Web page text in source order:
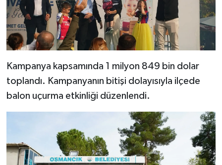
Kampanya kapsamında 1 milyon 849 bin dolar
toplandı. Kampanyanın bitişi dolayısıyla ilçede
balon uçurma etkinliği düzenlendi.